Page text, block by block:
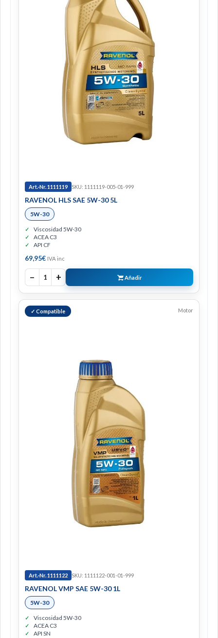
Art.-Nr. 1111119 SKU: 1111119-005-01-999
RAVENOL HLS SAE 5W-30 5L
5W-30
Viscosidad 5W-30
ACEA C3
API CF
69,95€ IVA inc
− 1 + Añadir
✓ Compatible Motor
Art.-Nr. 1111122 SKU: 1111122-001-01-999
RAVENOL VMP SAE 5W-30 1L
5W-30
Viscosidad 5W-30
ACEA C3
API SN